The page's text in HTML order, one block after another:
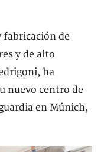
fabricación de
y de alto
ha
nuevo centro de
en Múnich,